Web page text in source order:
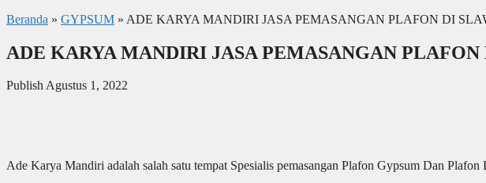
Beranda » GYPSUM » ADE KARYA MANDIRI JASA PEMASANGAN PLAFON DI
ADE KARYA MANDIRI JASA PEMASANGAN
Publish Agustus 1, 2022
Ade Karya Mandiri adalah salah satu tempat Spesialis pemasangan Plafon Gypsum Dan